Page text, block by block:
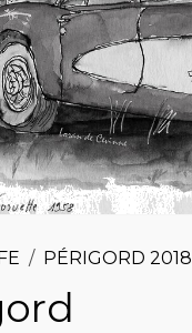
PÉRIGORD 2018